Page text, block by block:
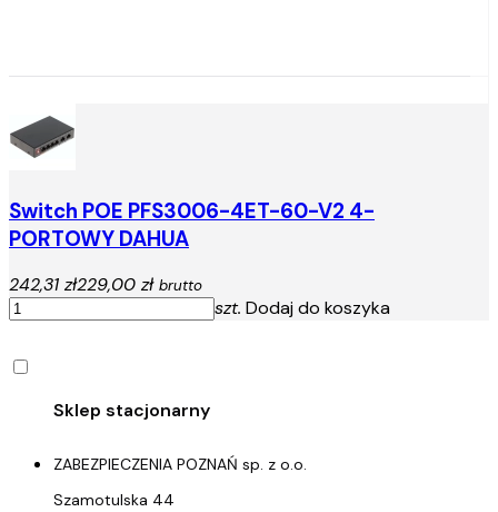
Switch POE PFS3006-4ET-60-V2 4-
PORTOWY DAHUA
242,31 zł229,00 zł brutto
szt. Dodaj do koszyka
ZABEZPIECZENIA POZNAŃ sp. z o.o.
Szamotulska 44